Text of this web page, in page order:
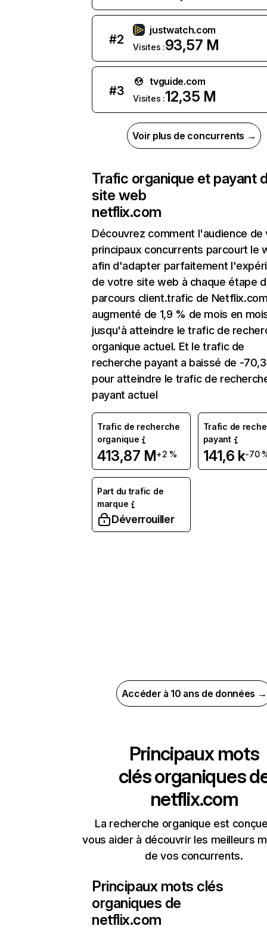
#2
justwatch.com
Visites :93,57 M
#3
tvguide.com
Visites :12,35 M
Voir plus de concurrents →
Trafic organique et payant
site web
netflix.com
Découvrez comment l'audience de
principaux concurrents parcourt le
afin d'adapter parfaitement
de votre site web à chaque étape
parcours client.trafic de
augmenté de 1,9 % de mois en
jusqu'à atteindre le trafic de
organique actuel. Et le trafic de
recherche payant a baissé de -
pour atteindre le trafic de
payant actuel
Trafic de recherche
organique
413,87 M+2 %
Trafic de
payant
141,6 k-70
Part du trafic de
marque
Déverrouiller
Accéder à 10 ans de données →
Principaux mots
clés organiques
netflix.com
La recherche organique est
vous aider à découvrir les meilleurs
de vos concurrents.
Principaux mots clés
organiques de
netflix.com